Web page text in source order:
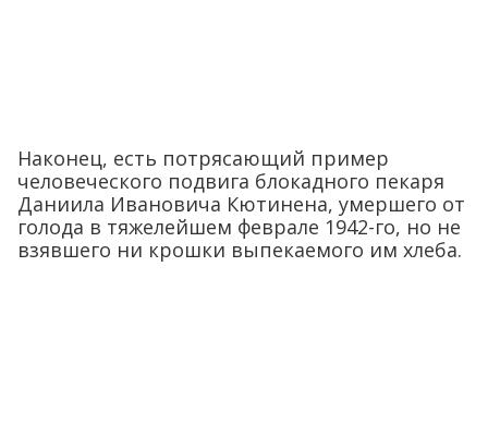
Наконец, есть потрясающий пример
человеческого подвига блокадного пекаря
Даниила Ивановича Кютинена, умершего от
голода в тяжелейшем феврале 1942-го, но не
взявшего ни крошки выпекаемого им хлеба.